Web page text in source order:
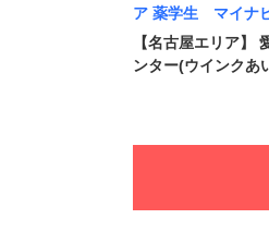
ア 薬学生 マイナ
【名古屋エリア】
ンター(ウインクあ